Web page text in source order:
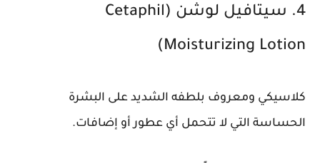
4. سيتافيل لوشن (Cetaphil
Moisturizing Lotion)
كلاسيكي ومعروف بلطفه الشديد على البشرة
الحساسة التي لا تتحمل أي عطور أو إضافات.